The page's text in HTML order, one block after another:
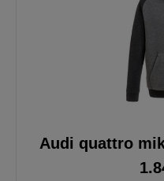
Audi quattro